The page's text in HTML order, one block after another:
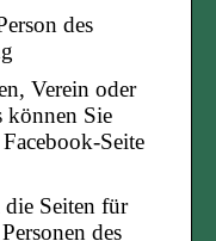
des
Verein oder
können Sie
Seite
die Seiten für
des